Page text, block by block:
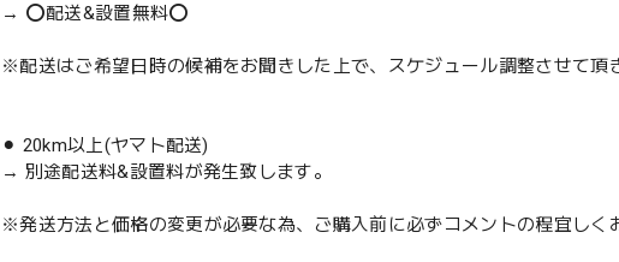
→ ⭕️配送&設置無料⭕️
※配送はご希望日時の候補をお聞きした上で、スケジュール調整させて頂
⚫︎ 20km以上(ヤマト配送)
→ 別途配送料&設置料が発生致します。
※発送方法と価格の変更が必要な為、ご購入前に必ずコメントの程宜しく